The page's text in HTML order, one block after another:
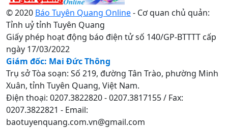
© 2020 Báo Tuyên Quang Online- Cơ quan chủ quản:
Tỉnh uỷ tỉnh Tuyên Quang
Giấy phép hoạt động báo điện tử số 140/GP-BTTTT cấp
ngày 17/03/2022
Giám đốc: Mai Đức Thông
Trụ sở Tòa soạn: Số 219, đường Tân Trào, phường Minh
Xuân, tỉnh Tuyên Quang, Việt Nam.
Điện thoại: 0207.3822820 - 0207.3817155 / Fax:
0207.3822821 - Email:
baotuyenquang.com.vn@gmail.com